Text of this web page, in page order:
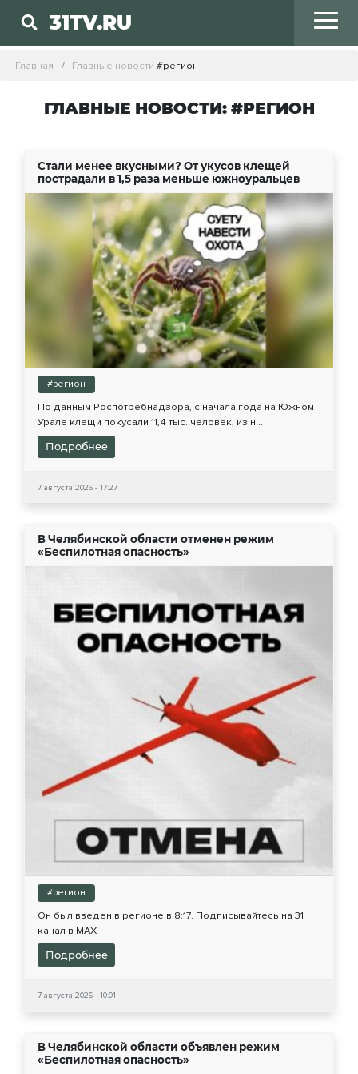
31TV.RU
Главная Главные новости #регион
ГЛАВНЫЕ НОВОСТИ: #РЕГИОН
Стали менее вкусными? От укусов клещей
пострадали в 1,5 раза меньше южноуральцев
#регион
По данным Роспотребнадзора, с начала года на Южном
Урале клещи покусали 11,4 тыс. человек, из н...
Подробнее
7 августа 2026 - 17:27
В Челябинской области отменен режим
«Беспилотная опасность»
#регион
Он был введен в регионе в 8:17. Подписывайтесь на 31
канал в МАХ
Подробнее
7 августа 2026 - 10:01
В Челябинской области объявлен режим
«Беспилотная опасность»